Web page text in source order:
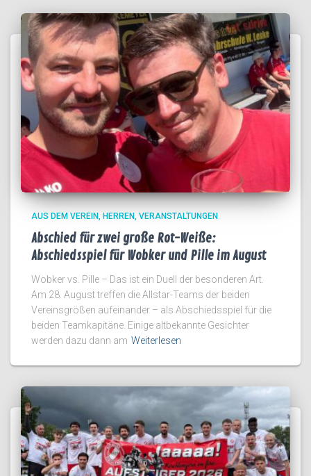
AUS DEM VEREIN HERREN VERANSTALTUNGEN
Abschied für zwei große Rot-Weiße:
Abschiedsspiel für Wobker und Pille im August
Wobker vs. Pille – Das ist ein Duell der besonderen Art.
Am 28. August treffen die Allstar-Teams der beiden
Vereinsgrößen aufeinander – als Abschiedsspiel für die
beiden Teamkapitäne. Einige altbekannte Gesichter
werden dazu dann am Weiterlesen